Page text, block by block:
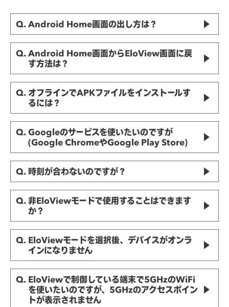
タッチパネル・ドライバ
EloView
アーカイブ（過去のFAQ）
Q. Android Home画面の出し方は？
Q. Android Home画面からEloView画面に戻
す方法は？
Q. オフラインでAPKファイルをインストールす
るには？
Q. Googleのサービスを使いたいのですが
(Google ChromeやGoogle Play Store)
Q. 時刻が合わないのですが？
Q. 非EloViewモードで使用することはできます
か？
Q. EloViewモードを選択後、デバイスがオンラ
インになりません
Q. EloViewで制御している端末で5GHzのWiFi
を使いたいのですが、5GHzのアクセスポイン
トが表示されません